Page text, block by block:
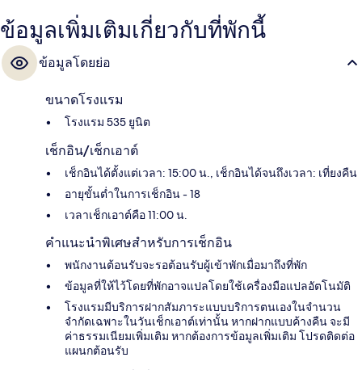
ข้อมูลเพิ่มเติมเกี่ยวกับที่พักนี้
ข้อมูลโดยย่อ
ขนาดโรงแรม
โรงแรม 535 ยูนิต
เช็กอิน/เช็กเอาต์
เช็กอินได้ตั้งแต่เวลา: 15:00 น., เช็กอินได้จนถึงเวลา: เที่ยงคืน
อายุขั้นต่ำในการเช็กอิน - 18
เวลาเช็กเอาต์คือ 11:00 น.
คำแนะนำพิเศษสำหรับการเช็กอิน
พนักงานต้อนรับจะรอต้อนรับผู้เข้าพักเมื่อมาถึงที่พัก
ข้อมูลที่ให้ไว้โดยที่พักอาจแปลโดยใช้เครื่องมือแปลอัตโนมัติ
โรงแรมมีบริการฝากสัมภาระแบบบริการตนเองในจำนวน
จำกัดเฉพาะในวันเช็กเอาต์เท่านั้น หากฝากแบบค้างคืน จะมี
ค่าธรรมเนียมเพิ่มเติม หากต้องการข้อมูลเพิ่มเติม โปรดติดต่อ
แผนกต้อนรับ